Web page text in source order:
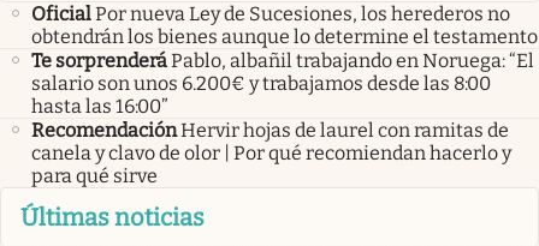
OficialPor nueva Ley de Sucesiones, los herederos no
obtendrán los bienes aunque lo determine el testamento
Te sorprenderáPablo, albañil trabajando en Noruega: “El
salario son unos 6.200€ y trabajamos desde las 8:00
hasta las 16:00”
RecomendaciónHervir hojas de laurel con ramitas de
canela y clavo de olor | Por qué recomiendan hacerlo y
para qué sirve
Últimas noticias